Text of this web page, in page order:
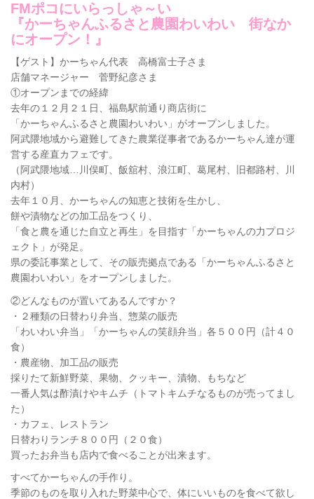
FMポコにいらっしゃ～い
『かーちゃんふるさと農園わいわい 街なか
にオープン！』
【ゲスト】かーちゃん代表 高橋富士子さま
店舗マネージャー 菅野紀彦さま
①オープンまでの経緯
去年の１２月２１日、福島駅前通り商店街に
「かーちゃんふるさと農園わいわい」がオープンしました。
阿武隈地域から避難してきた農業従事者であるかーちゃん達が運
営する産直カフェです。
（阿武隈地域…川俣町、飯舘村、浪江町、葛尾村、旧都路村、川
内村）
去年１０月、かーちゃんの知恵と技術を生かし、
餅や漬物などの加工品をつくり、
「食と農を通じた自立と再生」を目指す「かーちゃんの力プロジ
ェクト」が発足。
県の委託事業として、その販売拠点である「かーちゃんふるさと
農園わいわい」をオープンしました。
②どんなものが置いてあるんですか？
・２種類の日替わり弁当、惣菜の販売
「わいわい弁当」「かーちゃんの笑顔弁当」各５００円（計４０
食）
・農産物、加工品の販売
採りたて新鮮野菜、果物、クッキー、漬物、もちなど
一番人気は酢漬けやキムチ（トマトキムチなるものが売ってまし
た）
・カフェ、レストラン
日替わりランチ８００円（２０食）
買ったお弁当も店内で食べることが出来ます。
すべてかーちゃんの手作り。
季節のものを取り入れた野菜中心で、体にいいものを食べて欲し